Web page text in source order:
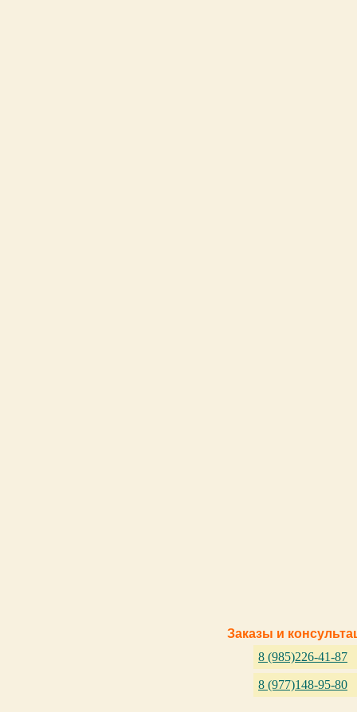
Заказы и
8 (985)226-41-87
8 (977)148-95-80